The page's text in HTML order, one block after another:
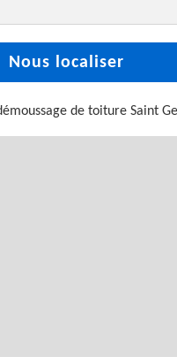
Nous localiser
de toiture Saint